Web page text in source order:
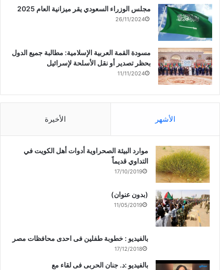
مجلس الوزراء السعودي يقر ميزانية العام 2025
26/11/2024
مسودة القمة العربية الإسلامية: مطالبة جميع الدول
بحظر تصدير أو نقل الأسلحة لإسرائيل
11/11/2024
الأشهر الأخيرة
موارد البيئة الصحراوية أدوات أهل الكويت في
التداوي قديماً
17/10/2019
(بدون عنوان)
11/05/2019
بالفيديو : خطوبة طفلين فى احدى محافظات مصر
17/12/2018
بالفيديو :د. جنان الحربى فى لقاء مع